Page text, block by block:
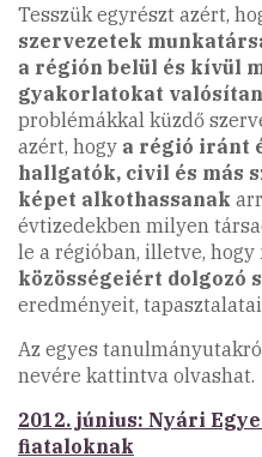
Tesszük egyrészt azért,
szervezetek
a régión belül és kívül
gyakorlatokat
problémákkal küzdő
azért, hogy a régió iránt
hallgatók, civil és más
képet alkothassanak
évtizedekben milyen
le a régióban, illetve, hogy
közösségeiért dolgozó
eredményeit,
Az egyes
nevére kattintva olvashat.
2012. június: Nyári
fiataloknak